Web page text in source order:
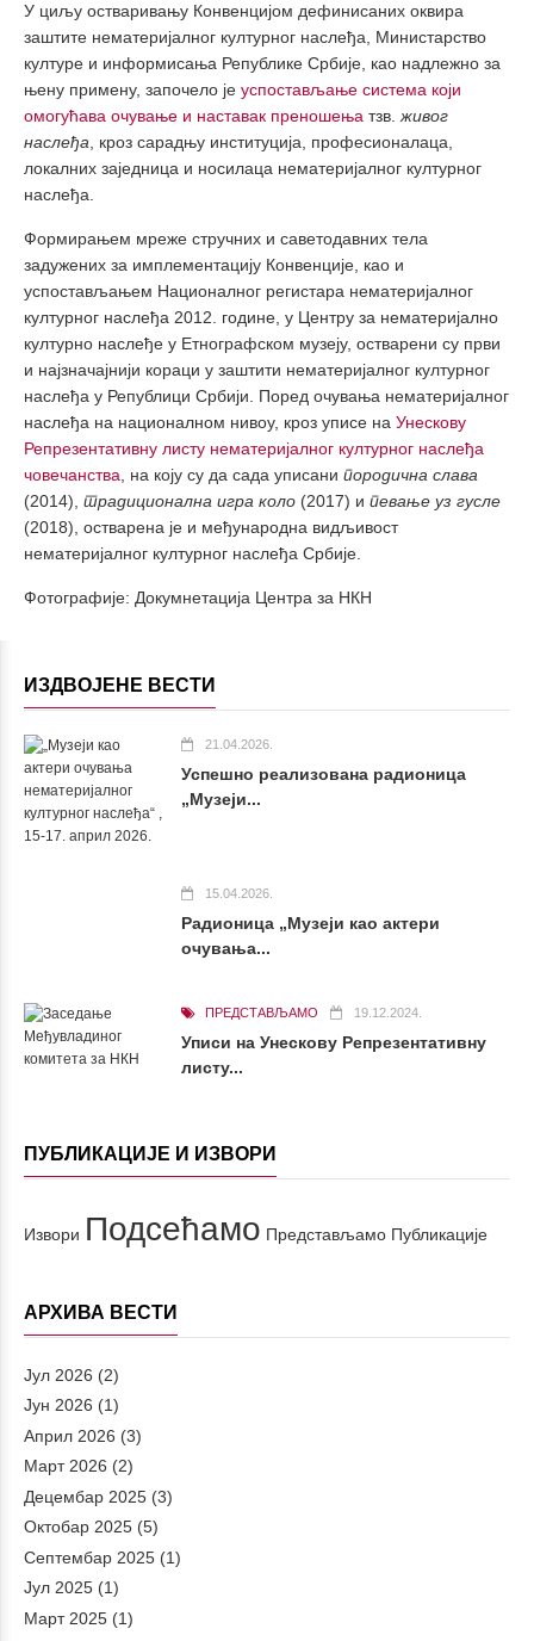
У циљу остваривању Конвенцијом дефинисаних оквира
заштите нематеријалног културног наслеђа, Министарство
културе и информисања Републике Србије, као надлежно за
њену примену, започело је успостављање система који
омогућава очување и наставак преношења тзв. живог
наслеђа , кроз сарадњу институција, професионалаца,
локалних заједница и носилаца нематеријалног културног
наслеђа.
Формирањем мреже стручних и саветодавних тела
задужених за имплементацију Конвенције, као и
успостављањем Националног регистара нематеријалног
културног наслеђа 2012. године, у Центру за нематеријално
културно наслеђе у Етнографском музеју, остварени су први
и најзначајнији кораци у заштити нематеријалног културног
наслеђа у Републици Србији. Поред очувања нематеријалног
наслеђа на националном нивоу, кроз уписе на Унескову
Репрезентативну листу нематеријалног културног наслеђа
човечанства , на коју су да сада уписани породична слава
(2014), традиционална игра коло (2017) и певање уз гусле
(2018), остварена је и међународна видљивост
нематеријалног културног наслеђа Србије.
Фотографије: Докумнетација Центра за НКН
ИЗДВОЈЕНЕ ВЕСТИ
21.04.2026.
Успешно реализована радионица
„Музеји...
15.04.2026.
Радионица „Музеји као актери
очувања...
ПРЕДСТАВЉАМО 19.12.2024.
Уписи на Унескову Репрезентативну
листу...
ПУБЛИКАЦИЈЕ И ИЗВОРИ
Извори Подсећамо Представљамо Публикације
АРХИВА ВЕСТИ
Јул 2026 (2)
Јун 2026 (1)
Април 2026 (3)
Март 2026 (2)
Децембар 2025 (3)
Октобар 2025 (5)
Септембар 2025 (1)
Јул 2025 (1)
Март 2025 (1)